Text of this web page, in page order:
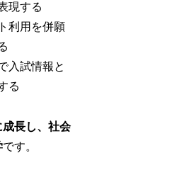
現する
利用を併願
入試情報と
る
長し、社会
です。